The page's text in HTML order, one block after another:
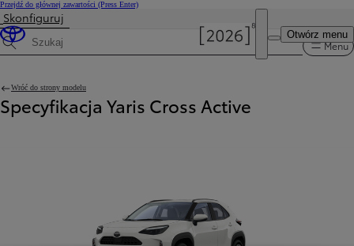
Przejdź do głównej zawartości (Press Enter)
Otwórz menu
Cena została zaktualizowana Cena Twojej konfiguracji została zmieniona na 112 100 zł.
Skonfiguruj
Wyszukaj dane techniczne Menu
Wróć do strony modelu
Specyfikacja Yaris Cross Active